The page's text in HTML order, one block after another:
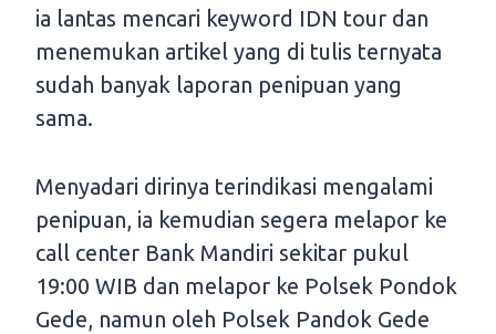
ia lantas mencari keyword IDN tour dan
menemukan artikel yang di tulis ternyata
sudah banyak laporan penipuan yang
sama.
Menyadari dirinya terindikasi mengalami
penipuan, ia kemudian segera melapor ke
call center Bank Mandiri sekitar pukul
19:00 WIB dan melapor ke Polsek Pondok
Gede, namun oleh Polsek Pandok Gede